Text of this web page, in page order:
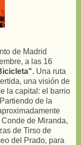
de Madrid
a las 16
. Una ruta
una visión de
la capital: el barrio
de la
de Miranda,
de Tirso de
del Prado, para